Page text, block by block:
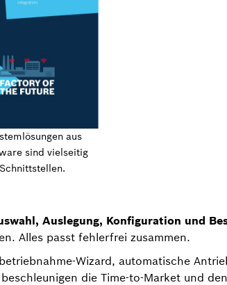
aus
sind vielseitig
Auslegung, Konfiguration und
Alles passt fehlerfrei zusammen.
Wizard, automatische
die Time-to-Market und